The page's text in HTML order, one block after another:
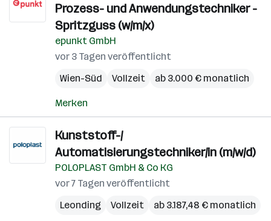
Prozess- und Anwendungstechniker -
Spritzguss (w/m/x)
epunkt GmbH
vor 3 Tagen veröffentlicht
Wien-Süd
Vollzeit ab 3.000 € monatlich
Merken
Kunststoff-/
Automatisierungstechniker/in (m/w/d)
POLOPLAST GmbH & Co KG
vor 7 Tagen veröffentlicht
Leonding
Vollzeit ab 3.187,48 € monatlich